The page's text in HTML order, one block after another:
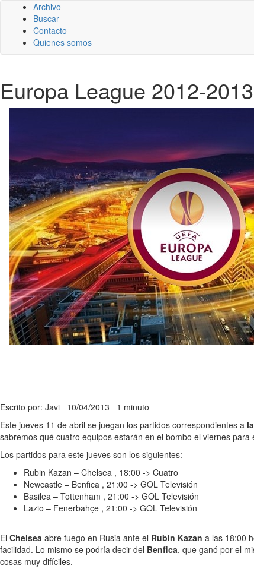
Archivo
Buscar
Contacto
Quienes somos
Europa League 2012-
Escrito por: Javi 10/04/2013 1 minuto
Este jueves 11 de abril se juegan los partidos correspondientes a
sabremos qué cuatro equipos estarán en el bombo el viernes
Los partidos para este jueves son los siguientes:
Rubin Kazan – Chelsea , 18:00 -> Cuatro
Newcastle – Benfica , 21:00 -> GOL Televisión
Basilea – Tottenham , 21:00 -> GOL Televisión
Lazio – Fenerbahçe , 21:00 -> GOL Televisión
El Chelsea abre fuego en Rusia ante el Rubin Kazan a las 18:00
facilidad. Lo mismo se podría decir del Benfica, que ganó por el
cosas muy difíciles.